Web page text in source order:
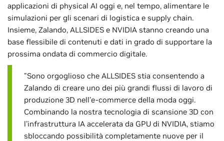
applicazioni di physical AI oggi e, nel tempo, alimentare le
simulazioni per gli scenari di logistica e supply chain.
Insieme, Zalando, ALLSIDES e NVIDIA stanno creando una
base flessibile di contenuti e dati in grado di supportare la
prossima ondata di commercio digitale.
"Sono orgoglioso che ALLSIDES stia consentendo a
Zalando di creare uno dei più grandi flussi di lavoro di
produzione 3D nell'e-commerce della moda oggi.
Combinando la nostra tecnologia di scansione 3D con
l'infrastruttura IA accelerata da GPU di NVIDIA, stiamo
sbloccando possibilità completamente nuove per il